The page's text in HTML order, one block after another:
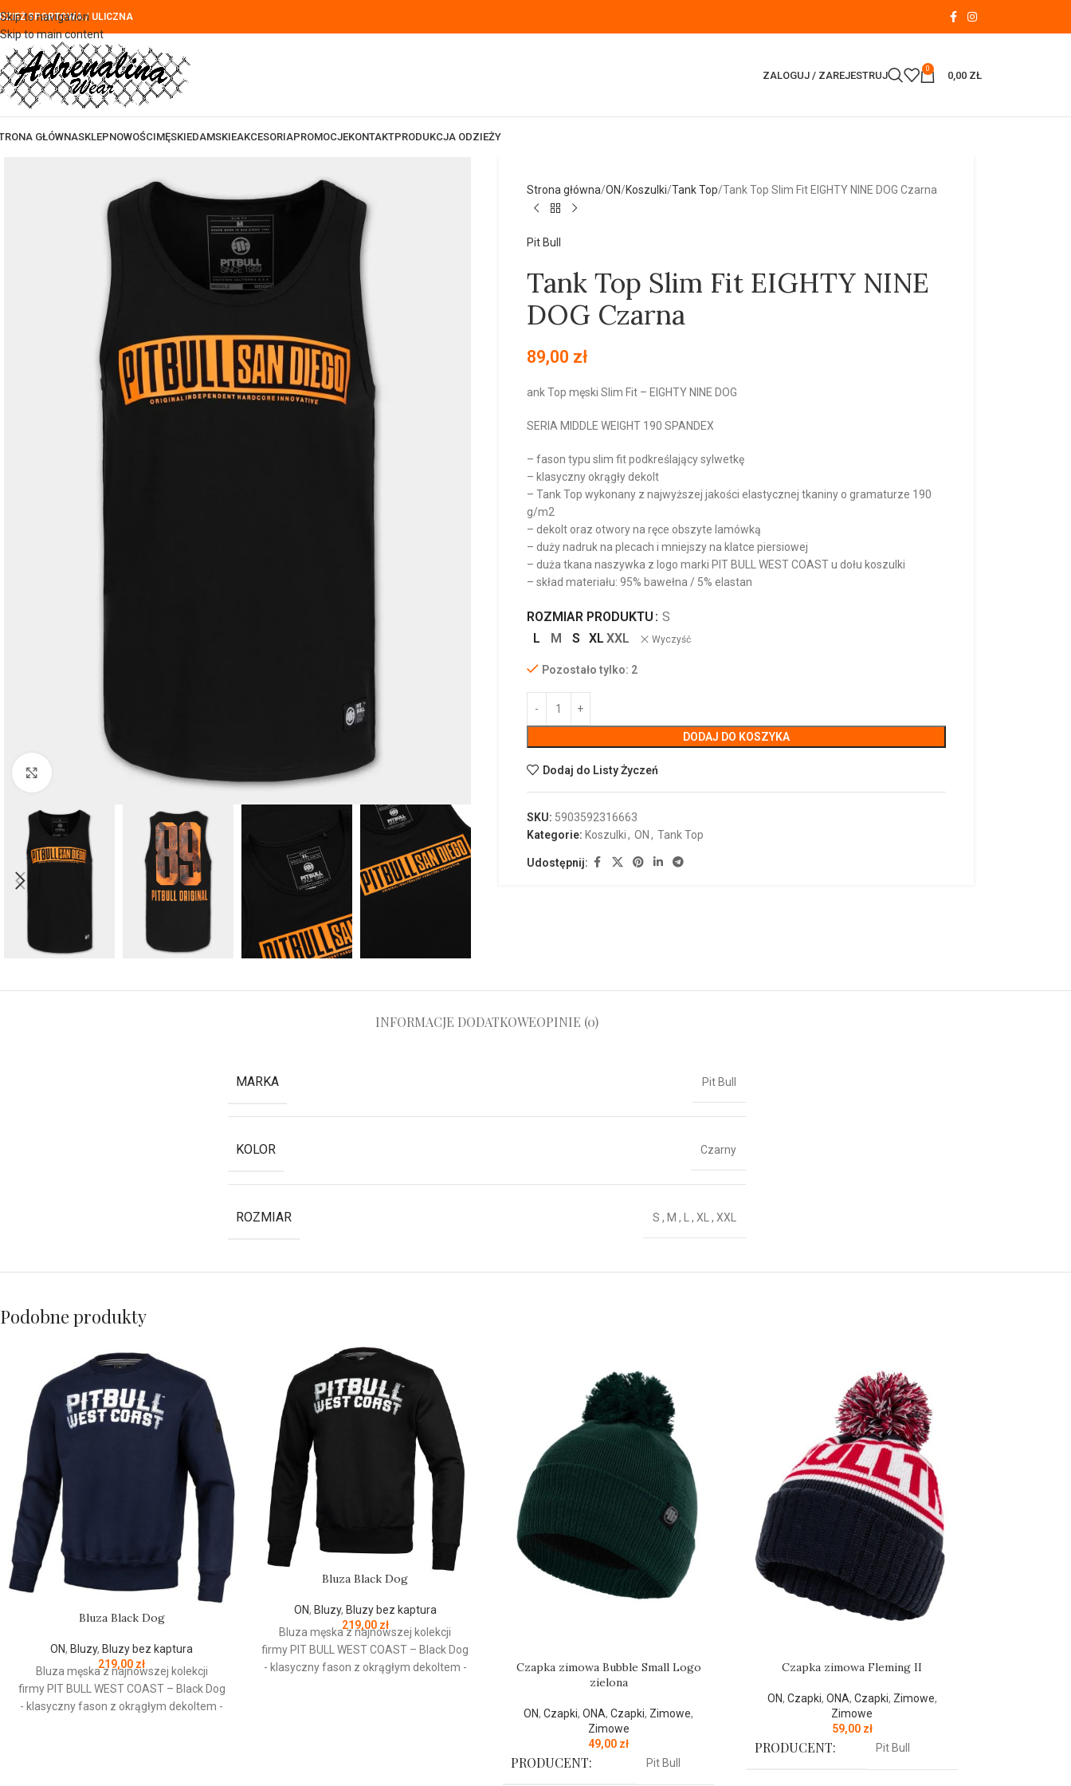
Skip to navigation
Skip to main content
SPORTOWA / ULICZNA
ZALOGUJ / ZAREJESTRUJ
0
0,00 ZŁ
GŁÓWNASKLEPNOWOŚCIMĘSKIEDAMSKIEAKCESORIAPROMOCJEKONTAKTPRODUKCJA ODZIEŻY
Kliknij aby powiększyć
Strona główna ON Koszulki Tank Top Tank Top Slim Fit EIGHTY NINE DOG Czarna
Pit Bull
Tank Top Slim Fit EIGHTY NINE
DOG Czarna
89,00 zł
ank Top męski Slim Fit – EIGHTY NINE DOG
SERIA MIDDLE WEIGHT 190 SPANDEX
– fason typu slim fit podkreślający sylwetkę
– klasyczny okrągły dekolt
– Tank Top wykonany z najwyższej jakości elastycznej tkaniny o gramaturze 190
g/m2
– dekolt oraz otwory na ręce obszyte lamówką
– duży nadruk na plecach i mniejszy na klatce piersiowej
– duża tkana naszywka z logo marki PIT BULL WEST COAST u dołu koszulki
– skład materiału: 95% bawełna / 5% elastan
ROZMIAR PRODUKTU
S
L
M S XL XXL Wyczyść
Pozostało tylko: 2
DODAJ DO KOSZYKA
Dodaj do Listy Życzeń
SKU: 5903592316663
Kategorie: Koszulki, ON , Tank Top
Udostępnij:
INFORMACJE DODATKOWEOPINIE (0)
MARKA Pit Bull
KOLOR Czarny
ROZMIAR S , M , L , XL , XXL
Podobne produkty
Bluza Black Dog
ON, Bluzy, Bluzy bez kaptura
219,00 zł
Bluza męska z najnowszej kolekcji
firmy PIT BULL WEST COAST– Black Dog
- klasyczny fason z okrągłym dekoltem -
Bluza Black Dog
ON, Bluzy, Bluzy bez kaptura
219,00 zł
Bluza męska z najnowszej kolekcji
firmy PIT BULL WEST COAST – Black Dog
- klasyczny fason z okrągłym dekoltem -
Czapka zimowa Bubble Small Logo
zielona
ON,Czapki,ONA,Czapki, Zimowe,
Zimowe
49,00 zł
PRODUCENT: Pit Bull
Czapka zimowa Fleming II
ON, Czapki, ONA, Czapki, Zimowe,
Zimowe
59,00 zł
PRODUCENT: Pit Bull